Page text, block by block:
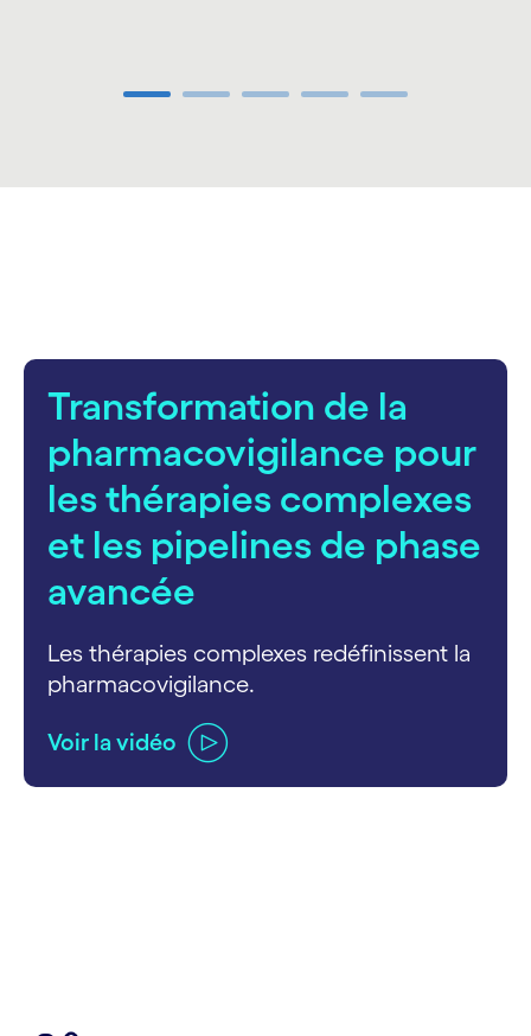
Transformation de la
pharmacovigilance pour
les thérapies complexes
et les pipelines de phase
avancée
Les thérapies complexes redéfinissent la
pharmacovigilance.
Voir la vidéo